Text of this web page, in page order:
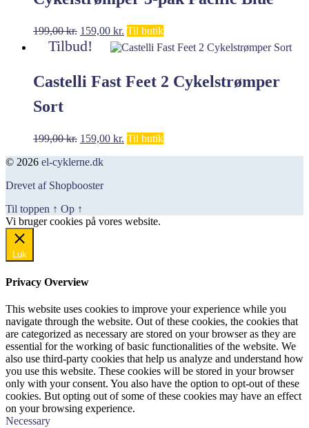
199,00kr. Den
oprindelige
pris
199,00 kr..
159,00 kr. Den
aktuelle
pris
159,00 kr..
Til butik
Tilbud!
Castelli Fast Feet 2 Cykelstrømper
Sort
199,00kr. Den
pris
199,00 kr..
159,00 kr. Den
Til butik
© 2026 el-cyklerne.dk
Drevet af Shopbooster
Til toppen ↑ Op ↑
Vi bruger cookies på vores website.
Luk
Privacy Overview
This website uses cookies to improve your experience while you
navigate through the website. Out of these cookies, the cookies that
are categorized as necessary are stored on your browser as they are
essential for the working of basic functionalities of the website. We
also use third-party cookies that help us analyze and understand how
you use this website. These cookies will be stored in your browser
only with your consent. You also have the option to opt-out of these
cookies. But opting out of some of these cookies may have an effect
on your browsing experience.
Necessary